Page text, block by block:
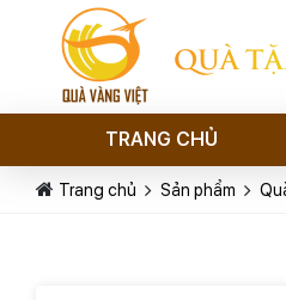
QUÀ
TRANG CHỦ
Trang chủ Sản phẩm